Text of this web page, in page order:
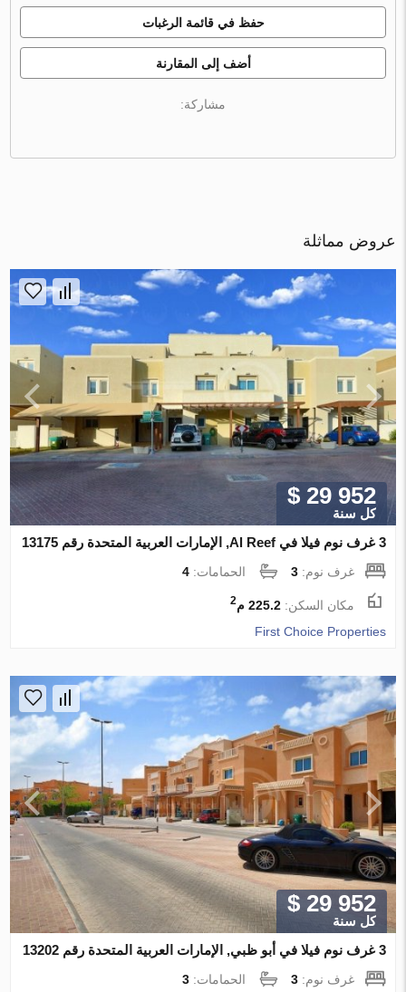
حفظ في قائمة الرغبات
أضف إلى المقارنة
مشاركة:
عروض مماثلة
$ 29 952
كل سنة
3 غرف نوم فيلا في Al Reef, الإمارات العربية المتحدة رقم 13175
غرف نوم:3 الحمامات:4
مكان السكن:225.2 م 2
First Choice Properties
$ 29 952
كل سنة
3 غرف نوم فيلا في أبو ظبي, الإمارات العربية المتحدة رقم 13202
غرف نوم:3 الحمامات:3